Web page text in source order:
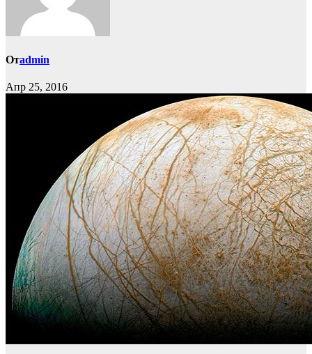
Отadmin
Апр 25, 2016